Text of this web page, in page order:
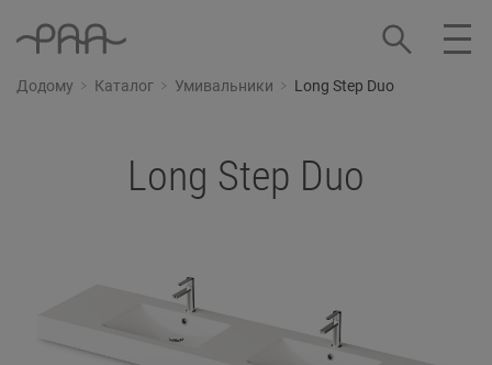
Додому Каталог Умивальники Long Step Duo
Long Step Duo